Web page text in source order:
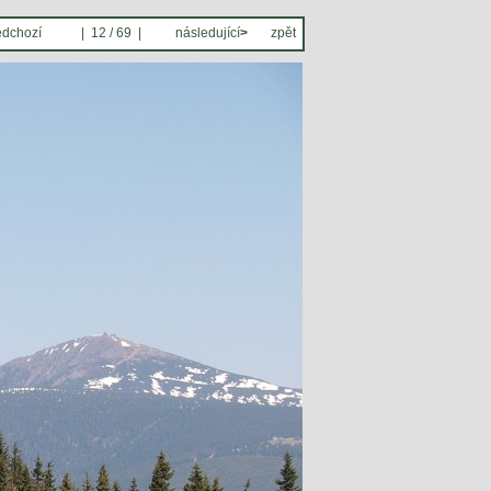
| 12 / 69 | následující> zpět